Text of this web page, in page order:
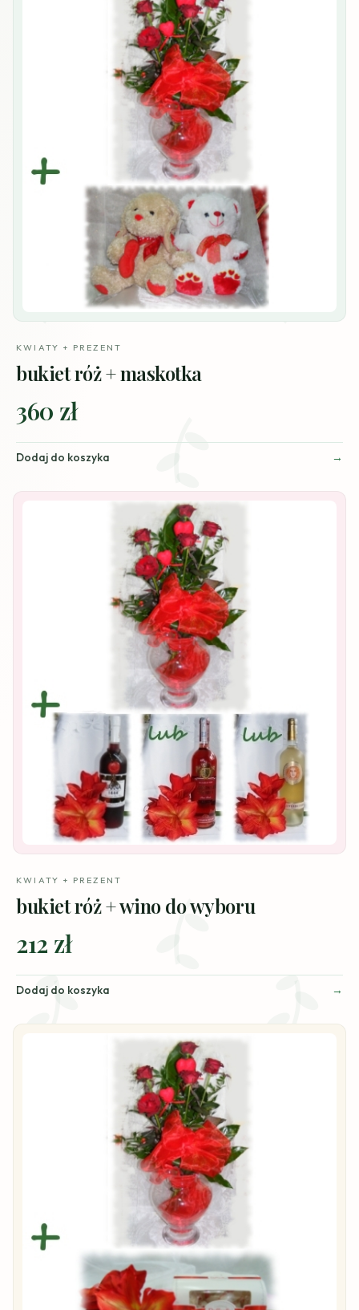
KWIATY + PREZENT
bukiet róż + maskotka
360 zł
Dodaj do koszyka
KWIATY + PREZENT
bukiet róż + wino do wyboru
212 zł
Dodaj do koszyka